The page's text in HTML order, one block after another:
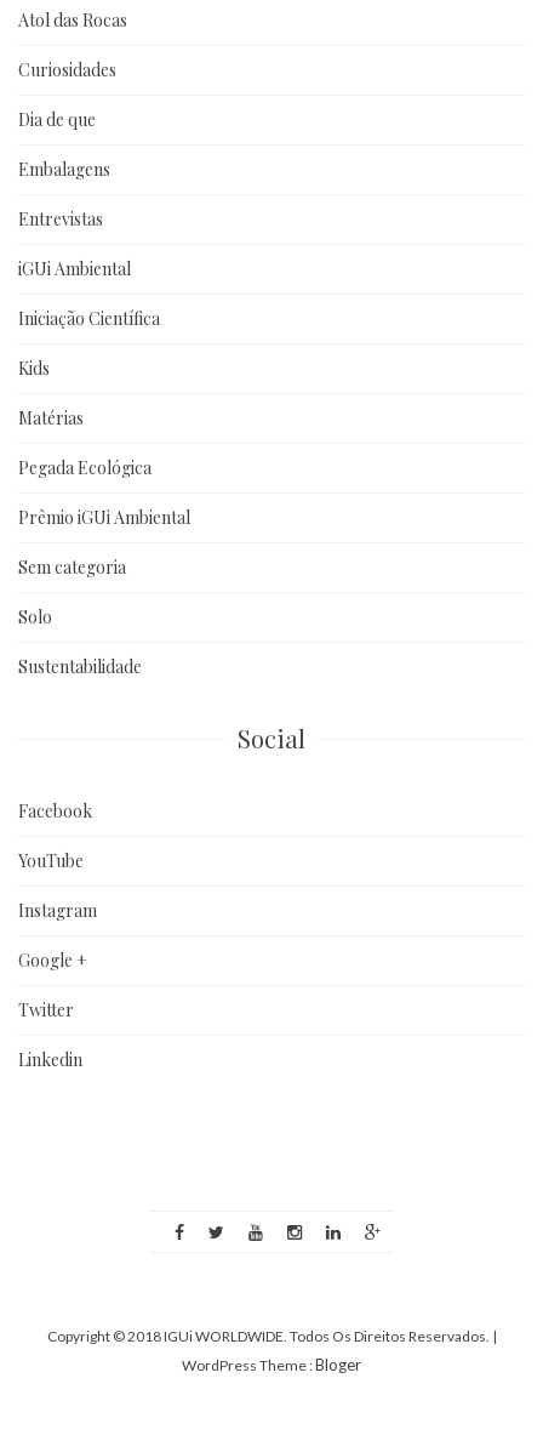
Atol das Rocas
Curiosidades
Dia de que
Embalagens
Entrevistas
iGUi Ambiental
Iniciação Científica
Kids
Matérias
Pegada Ecológica
Prêmio iGUi Ambiental
Sem categoria
Solo
Sustentabilidade
Social
Facebook
YouTube
Instagram
Google +
Twitter
Linkedin
Copyright © 2018 IGUi WORLDWIDE. Todos Os Direitos Reservados. |
WordPress Theme :Bloger